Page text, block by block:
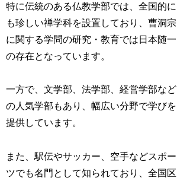
特に伝統のある仏教学部では、全国的に
も珍しい禅学科を設置しており、曹洞宗
に関する学問の研究・教育では日本随一
の存在となっています。
一方で、文学部、法学部、経営学部など
の人気学部もあり、幅広い分野で学びを
提供しています。
また、駅伝やサッカー、空手などスポー
ツでも名門として知られており、全国区